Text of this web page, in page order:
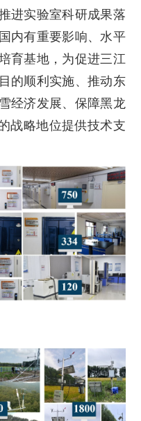
进实验室科研成果落
内有重要影响、水平
育基地，为促进三江
的顺利实施、推动东
经济发展、保障黑龙
战略地位提供技术支